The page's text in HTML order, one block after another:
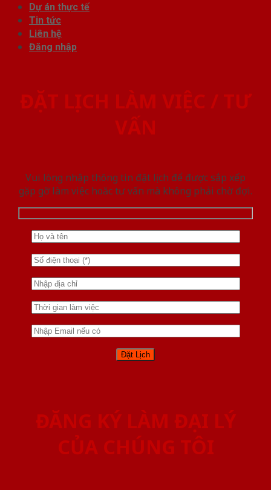
Dự án thực tế
Tin tức
Liên hệ
Đăng nhập
ĐẶT LỊCH LÀM VIỆC / TƯ
VẤN
Vui lòng nhập thông tin đặt lịch để được sắp xếp
gặp gỡ làm việc hoăc tư vấn mà không phải chờ đợi.
ĐĂNG KÝ LÀM ĐẠI LÝ
CỦA CHÚNG TÔI